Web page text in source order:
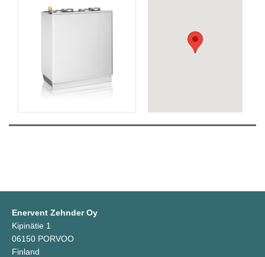
Enervent Zehnder Oy
Kipinätie 1
06150 PORVOO
Finland